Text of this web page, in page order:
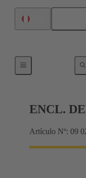
ENCL.
Artículo Nº: 09